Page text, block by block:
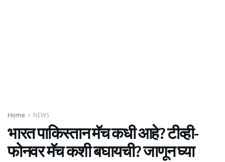
Home NEWS
भारत पाकिस्तान मॅच कधी आहे? टीव्ही-
फोनवर मॅच कशी बघायची? जाणून घ्या